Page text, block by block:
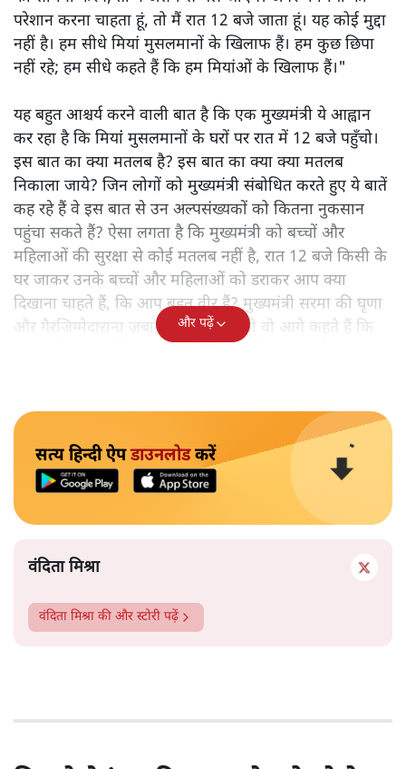
परेशान करना चाहता हूं, तो मैं रात 12 बजे जाता हूं। यह कोई मुद्दा
नहीं है। हम सीधे मियां मुसलमानों के खिलाफ हैं। हम कुछ छिपा
नहीं रहे; हम सीधे कहते हैं कि हम मियांओं के खिलाफ हैं।"
यह बहुत आश्चर्य करने वाली बात है कि एक मुख्यमंत्री ये आह्वान
कर रहा है कि मियांं मुसलमानों के घरों पर रात में 12 बजे पहुँचो।
इस बात का क्या मतलब है? इस बात का क्या क्या मतलब
निकाला जाये? जिन लोगों को मुख्यमंत्री संबोधित करते हुए ये बातें
कह रहे हैं वे इस बात से उन अल्पसंख्यकों को कितना नुकसान
पहुंचा सकते हैं? ऐसा लगता है कि मुख्यमंत्री को बच्चों और
महिलाओं की सुरक्षा से कोई मतलब नहीं है, रात 12 बजे किसी के
घर जाकर उनके बच्चों और महिलाओं को डराकर आप क्या
दिखाना चाहते हैं, कि आप बहुत वीर हैं? मुख्यमंत्री सरमा की घृणा
और गैरजिम्मेदाराना ज़बान यहीं नहीं रुकती वो आगे कहते हैं कि
और पढ़ें
सत्य हिन्दी ऐपडाउनलोडकरें
वंदिता मिश्रा
वंदिता मिश्रा की और स्टोरी पढ़ें